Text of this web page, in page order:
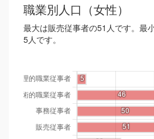
職業別人口（女性）
最大は販売従事者の51人です。最
5人です。